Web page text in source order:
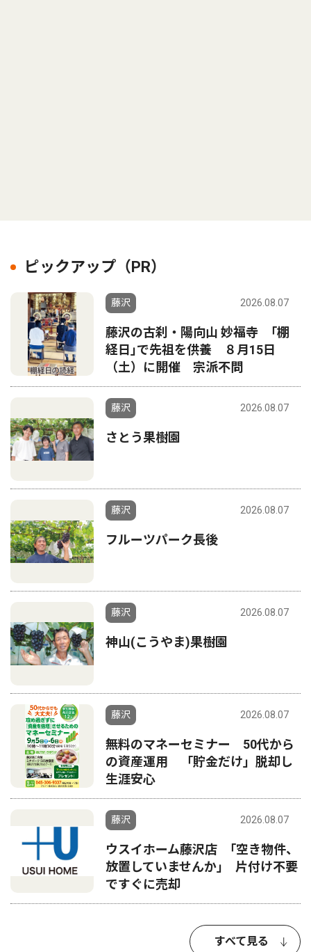
ピックアップ（PR）
藤沢 2026.08.07
藤沢の古刹・陽向山 妙福寺 ｢棚
経日｣で先祖を供養 ８月15日
（土）に開催 宗派不問
藤沢 2026.08.07
さとう果樹園
藤沢 2026.08.07
フルーツパーク長後
藤沢 2026.08.07
神山(こうやま)果樹園
藤沢 2026.08.07
無料のマネーセミナー 50代から
の資産運用 「貯金だけ」脱却し
生涯安心
藤沢 2026.08.07
ウスイホーム藤沢店 ｢空き物件、
放置していませんか｣ 片付け不要
ですぐに売却
すべて見る